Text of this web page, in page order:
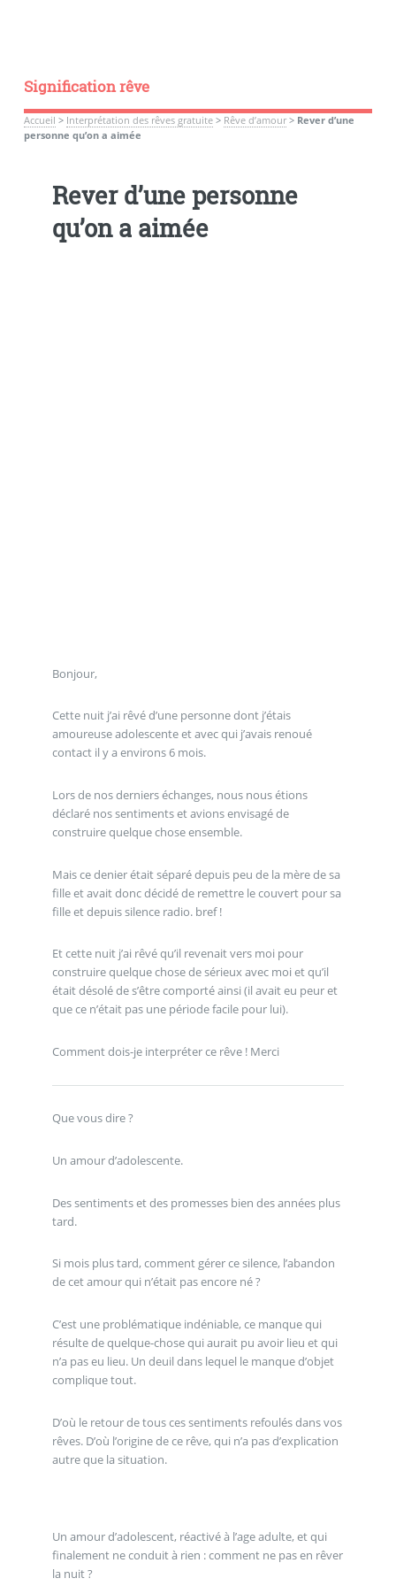
Signification rêve
Accueil > Interprétation des rêves gratuite> Rêve d’amour> Rever d’une
personne qu’on a aimée
Rever d’une personne
qu’on a aimée
Bonjour,
Cette nuit j’ai rêvé d’une personne dont j’étais
amoureuse adolescente et avec qui j’avais renoué
contact il y a environs 6 mois.
Lors de nos derniers échanges, nous nous étions
déclaré nos sentiments et avions envisagé de
construire quelque chose ensemble.
Mais ce denier était séparé depuis peu de la mère de sa
fille et avait donc décidé de remettre le couvert pour sa
fille et depuis silence radio. bref !
Et cette nuit j’ai rêvé qu’il revenait vers moi pour
construire quelque chose de sérieux avec moi et qu’il
était désolé de s’être comporté ainsi (il avait eu peur et
que ce n’était pas une période facile pour lui).
Comment dois-je interpréter ce rêve ! Merci
Que vous dire ?
Un amour d’adolescente.
Des sentiments et des promesses bien des années plus
tard.
Si mois plus tard, comment gérer ce silence, l’abandon
de cet amour qui n’était pas encore né ?
C’est une problématique indéniable, ce manque qui
résulte de quelque-chose qui aurait pu avoir lieu et qui
n’a pas eu lieu. Un deuil dans lequel le manque d’objet
complique tout.
D’où le retour de tous ces sentiments refoulés dans vos
rêves. D’où l’origine de ce rêve, qui n’a pas d’explication
autre que la situation.
Un amour d’adolescent, réactivé à l’age adulte, et qui
finalement ne conduit à rien : comment ne pas en rêver
la nuit ?